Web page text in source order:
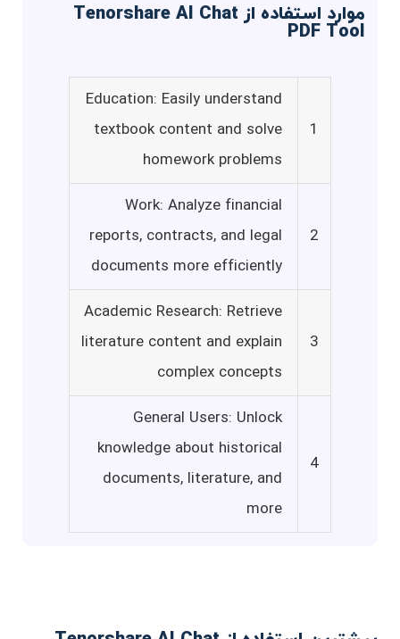
موارد استفاده از Tenorshare AI Chat
PDF Tool
1
Education: Easily understand
textbook content and solve
homework problems
2
Work: Analyze financial
reports, contracts, and legal
documents more efficiently
3
Academic Research: Retrieve
literature content and explain
complex concepts
4
General Users: Unlock
knowledge about historical
documents, literature, and
more